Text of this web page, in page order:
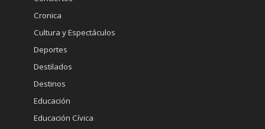
Cronica
Cultura y Espectáculos
Deportes
Destilados
Destinos
Educación
Educación Cívica